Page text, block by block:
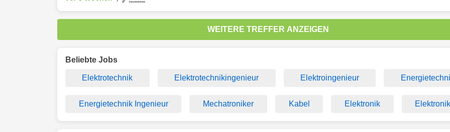
WEITERE TREFFER ANZEIGEN
Beliebte Jobs
Elektrotechnik Elektrotechnikingenieur Elektroingenieur
Energietechnik Ingenieur Mechatroniker Kabel Elektronik